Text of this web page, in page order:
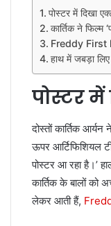
पोस्टर में दिखा
कार्तिक ने फिल्म
Freddy First
हाथ में जबड़ा
पोस्टर
दोस्तों कार्तिक
ऊपर आर्टिफिशियल
पोस्टर आ रहा है।’
कार्तिक के बालों को
लेकर आती हैं,